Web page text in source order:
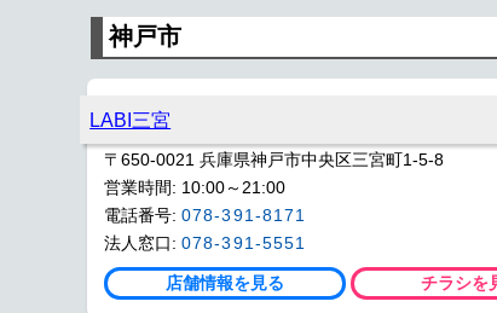
神戸市
LABI三宮
〒650-0021 兵庫県神戸市中央区三宮町1-5-8
営業時間: 10:00～21:00
電話番号: 078-391-8171
法人窓口: 078-391-5551
店舗情報を見る チラシを